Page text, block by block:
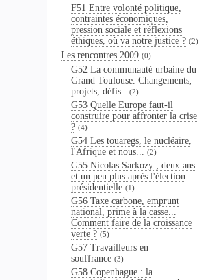
F51 Entre volonté politique,
contraintes économiques,
pression sociale et réflexions
éthiques, où va notre justice ? (2)
Les rencontres 2009 (0)
G52 La communauté urbaine du
Grand Toulouse. Changements,
projets, défis.
(2)
G53 Quelle Europe faut-il
construire pour affronter la crise
? (4)
G54 Les touaregs, le nucléaire,
l'Afrique et nous... (2)
G55 Nicolas Sarkozy ; deux ans
et un peu plus après l'élection
présidentielle (1)
G56 Taxe carbone, emprunt
national, prime à la casse...
Comment faire de la croissance
verte ? (5)
G57 Travailleurs en
souffrance (3)
G58 Copenhague : la